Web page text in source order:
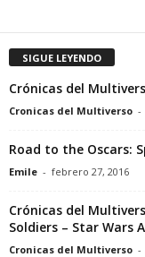
SIGUE LEYENDO
Crónicas del
Cronicas del Multiverso -
Road to the Oscars:
Emile - febrero 27, 2016
Crónicas del
Soldiers – Star Wars
Cronicas del Multiverso -